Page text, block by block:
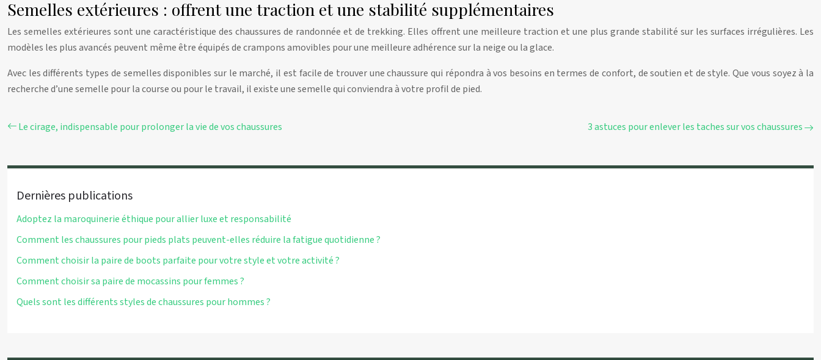
Semelles extérieures : offrent une traction et une stabilité supplémentaires
Les semelles extérieures sont une caractéristique des chaussures de randonnée et de trekking. Elles offrent une meilleure traction et une plus grande stabilité sur les surfaces irrégulières. Les
modèles les plus avancés peuvent même être équipés de crampons amovibles pour une meilleure adhérence sur la neige ou la glace.
Avec les différents types de semelles disponibles sur le marché, il est facile de trouver une chaussure qui répondra à vos besoins en termes de confort, de soutien et de style. Que vous soyez à la
recherche d’une semelle pour la course ou pour le travail, il existe une semelle qui conviendra à votre profil de pied.
Le cirage, indispensable pour prolonger la vie de vos chaussures 3 astuces pour enlever les taches sur vos chaussures
Dernières publications
Adoptez la maroquinerie éthique pour allier luxe et responsabilité
Comment les chaussures pour pieds plats peuvent-elles réduire la fatigue quotidienne ?
Comment choisir la paire de boots parfaite pour votre style et votre activité ?
Comment choisir sa paire de mocassins pour femmes ?
Quels sont les différents styles de chaussures pour hommes ?